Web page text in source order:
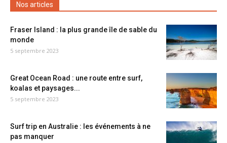
Nos articles
Fraser Island : la plus grande île de sable du
monde
5 septembre 2023
Great Ocean Road : une route entre surf,
koalas et paysages...
5 septembre 2023
Surf trip en Australie : les événements à ne
pas manquer